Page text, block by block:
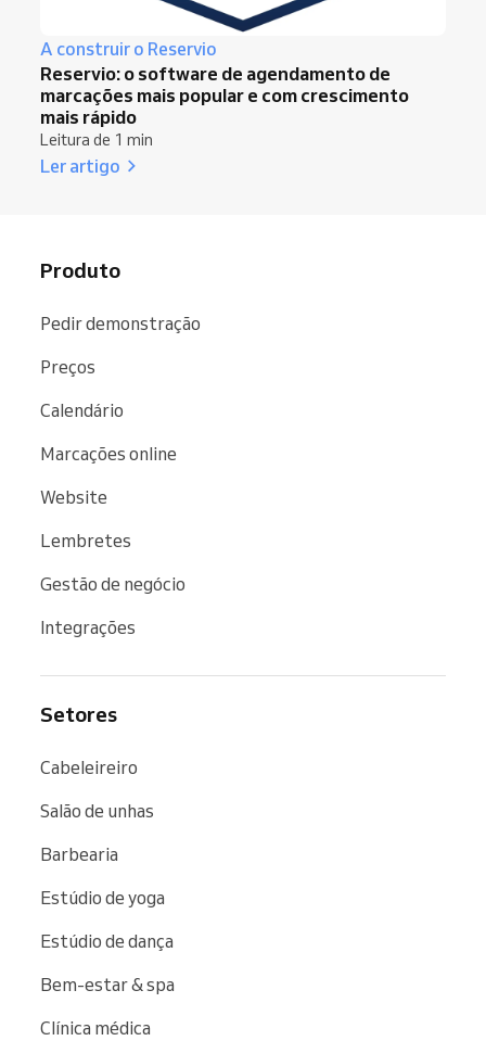
A construir o Reservio
Reservio: o software de agendamento de
marcações mais popular e com crescimento
mais rápido
Leitura de 1 min
Ler artigo
Produto
Pedir demonstração
Preços
Calendário
Marcações online
Website
Lembretes
Gestão de negócio
Integrações
Setores
Cabeleireiro
Salão de unhas
Barbearia
Estúdio de yoga
Estúdio de dança
Bem-estar & spa
Clínica médica